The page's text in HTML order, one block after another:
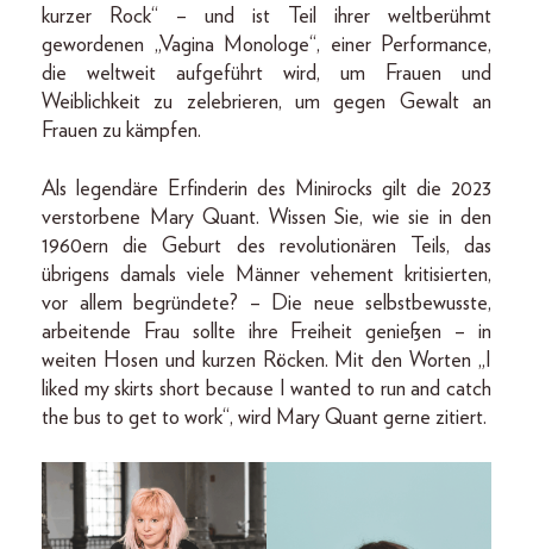
kurzer Rock“ – und ist Teil ihrer weltberühmt
gewordenen „Vagina Monologe“, einer Performance,
die weltweit aufgeführt wird, um Frauen und
Weiblichkeit zu zelebrieren, um gegen Gewalt an
Frauen zu kämpfen.
Als legendäre Erfinderin des Minirocks gilt die 2023
verstorbene Mary Quant. Wissen Sie, wie sie in den
1960ern die Geburt des revolutionären Teils, das
übrigens damals viele Männer vehement kritisierten,
vor allem begründete? – Die neue selbstbewusste,
arbeitende Frau sollte ihre Freiheit genießen – in
weiten Hosen und kurzen Röcken. Mit den Worten „I
liked my skirts short because I wanted to run and catch
the bus to get to work“, wird Mary Quant gerne zitiert.